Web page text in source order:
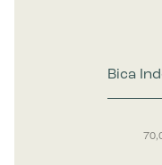
Bica